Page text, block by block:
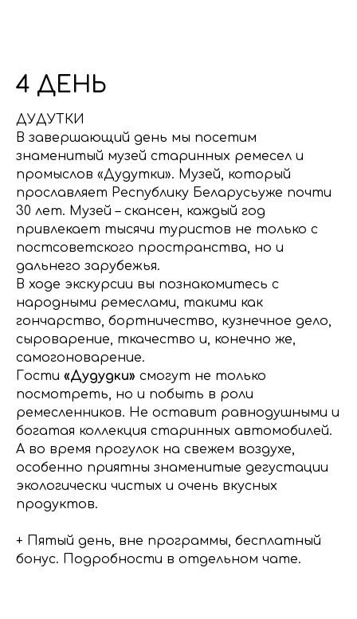
4 ДЕНЬ
ДУДУТКИ
В завершающий день мы посетим
знаменитый музей старинных ремесел и
промыслов «Дудутки». Музей, который
прославляет Республику Беларусьуже почти
30 лет. Музей – скансен, каждый год
привлекает тысячи туристов не только с
постсоветского пространства, но и
дальнего зарубежья.
В ходе экскурсии вы познакомитесь с
народными ремеслами, такими как
гончарство, бортничество, кузнечное дело,
сыроварение, ткачество и, конечно же,
самогоноварение.
Гости «Дудудки» смогут не только
посмотреть, но и побыть в роли
ремесленников. Не оставит равнодушными и
богатая коллекция старинных автомобилей.
А во время прогулок на свежем воздухе,
особенно приятны знаменитые дегустации
экологически чистых и очень вкусных
продуктов.
+ Пятый день, вне программы, бесплатный
бонус. Подробности в отдельном чате.